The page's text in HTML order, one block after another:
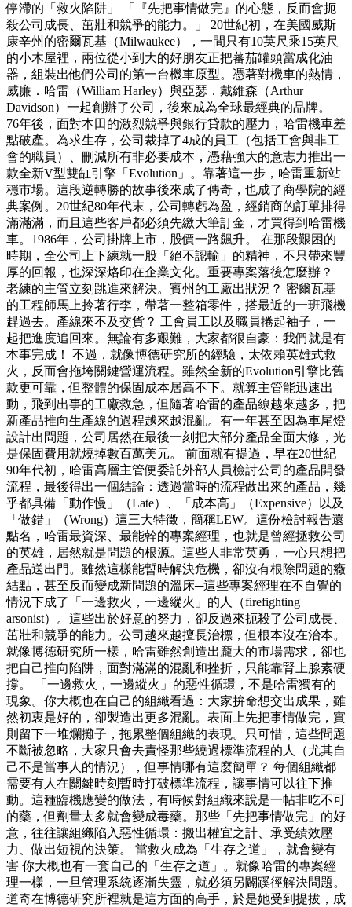
停滯的「救火陷阱」 「『先把事情做完』的心態，反而會扼
殺公司成長、茁壯和競爭的能力。」 20世紀初，在美國威斯
康辛州的密爾瓦基（Milwaukee），一間只有10英尺乘15英尺
的小木屋裡，兩位從小到大的好朋友正把蕃茄罐頭當成化油
器，組裝出他們公司的第一台機車原型。憑著對機車的熱情，
威廉．哈雷（William Harley）與亞瑟．戴維森（Arthur
Davidson）一起創辦了公司，後來成為全球最經典的品牌。
76年後，面對本田的激烈競爭與銀行貸款的壓力，哈雷機車差
點破產。為求生存，公司裁掉了4成的員工（包括工會與非工
會的職員）、刪減所有非必要成本，憑藉強大的意志力推出一
款全新V型雙缸引擎「Evolution」。靠著這一步，哈雷重新站
穩市場。這段逆轉勝的故事後來成了傳奇，也成了商學院的經
典案例。20世紀80年代末，公司轉虧為盈，經銷商的訂單排得
滿滿滿，而且這些客戶都必須先繳大筆訂金，才買得到哈雷機
車。1986年，公司掛牌上市，股價一路飆升。 在那段艱困的
時期，全公司上下練就一股「絕不認輸」的精神，不只帶來豐
厚的回報，也深深烙印在企業文化。重要專案落後怎麼辦？
老練的主管立刻跳進來解決。賓州的工廠出狀況？ 密爾瓦基
的工程師馬上拎著行李，帶著一整箱零件，搭最近的一班飛機
趕過去。產線來不及交貨？ 工會員工以及職員捲起袖子，一
起把進度追回來。無論有多艱難，大家都很自豪：我們就是有
本事完成！ 不過，就像博德研究所的經驗，太依賴英雄式救
火，反而會拖垮關鍵營運流程。雖然全新的Evolution引擎比舊
款更可靠，但整體的保固成本居高不下。就算主管能迅速出
動，飛到出事的工廠救急，但隨著哈雷的產品線越來越多，把
新產品推向生產線的過程越來越混亂。有一年甚至因為車尾燈
設計出問題，公司居然在最後一刻把大部分產品全面大修，光
是保固費用就燒掉數百萬美元。 前面就有提過，早在20世紀
90年代初，哈雷高層主管便委託外部人員檢討公司的產品開發
流程，最後得出一個結論：透過當時的流程做出來的產品，幾
乎都具備「動作慢」（Late）、「成本高」（Expensive）以及
「做錯」（Wrong）這三大特徵，簡稱LEW。這份檢討報告還
點名，哈雷最資深、最能幹的專案經理，也就是曾經拯救公司
的英雄，居然就是問題的根源。這些人非常英勇，一心只想把
產品送出門。雖然這樣能暫時解決危機，卻沒有根除問題的癥
結點，甚至反而變成新問題的溫床─這些專案經理在不自覺的
情況下成了「一邊救火，一邊縱火」的人（firefighting
arsonist）。這些出於好意的努力，卻反過來扼殺了公司成長、
茁壯和競爭的能力。公司越來越擅長治標，但根本沒在治本。
就像博德研究所一樣，哈雷雖然創造出龐大的市場需求，卻也
把自己推向陷阱，面對滿滿的混亂和挫折，只能靠腎上腺素硬
撐。 「一邊救火，一邊縱火」的惡性循環，不是哈雷獨有的
現象。你大概也在自己的組織看過：大家拚命想交出成果，雖
然初衷是好的，卻製造出更多混亂。表面上先把事情做完，實
則留下一堆爛攤子，拖累整個組織的表現。只可惜，這些問題
不斷被忽略，大家只會去責怪那些繞過標準流程的人（尤其自
己不是當事人的情況），但事情哪有這麼簡單？ 每個組織都
需要有人在關鍵時刻暫時打破標準流程，讓事情可以往下推
動。這種臨機應變的做法，有時候對組織來說是一帖非吃不可
的藥，但劑量太多就會變成毒藥。那些「先把事情做完」的好
意，往往讓組織陷入惡性循環：搬出權宜之計、承受績效壓
力、做出短視的決策。 當救火成為「生存之道」，就會變有
害 你大概也有一套自己的「生存之道」。就像哈雷的專案經
理一樣，一旦管理系統逐漸失靈，就必須另闢蹊徑解決問題。
道奇在博德研究所裡就是這方面的高手，於是她受到提拔，成